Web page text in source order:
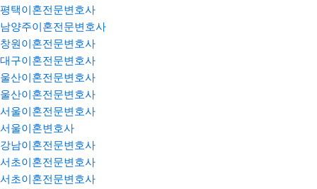
평택이혼전문변호사
남양주이혼전문변호사
창원이혼전문변호사
대구이혼전문변호사
울산이혼전문변호사
울산이혼전문변호사
서울이혼전문변호사
서울이혼변호사
강남이혼전문변호사
서초이혼전문변호사
서초이혼전문변호사